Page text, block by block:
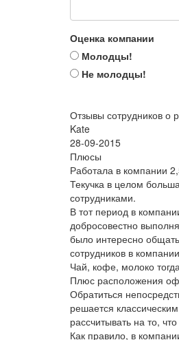
Оценка компании
Молодцы!
Не молодцы!
Отзывы сотрудников о
Kate
28-09-2015
Плюсы
Работала в компании
Текучка в целом
сотрудниками.
В тот период в
добросовестно
было интересно
сотрудников в
Чай, кофе, молоко
Плюс расположения
Обратиться
решается
рассчитывать на то,
Как правило, в